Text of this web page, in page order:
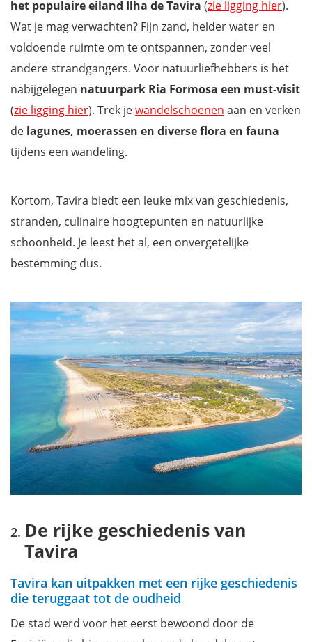
het populaire eiland Ilha de Tavira (zie ligging hier).
Wat je mag verwachten? Fijn zand, helder water en
voldoende ruimte om te ontspannen, zonder veel
andere strandgangers. Voor natuurliefhebbers is het
nabijgelegen natuurpark Ria Formosa een must-visit
(zie ligging hier). Trek jewandelschoenen aan en verken
de lagunes, moerassen en diverse flora en fauna
tijdens een wandeling.
Kortom, Tavira biedt een leuke mix van geschiedenis,
stranden, culinaire hoogtepunten en natuurlijke
schoonheid. Je leest het al, een onvergetelijke
bestemming dus.
De rijke geschiedenis van
Tavira
Tavira kan uitpakken met een rijke geschiedenis
die teruggaat tot de oudheid
De stad werd voor het eerst bewoond door de